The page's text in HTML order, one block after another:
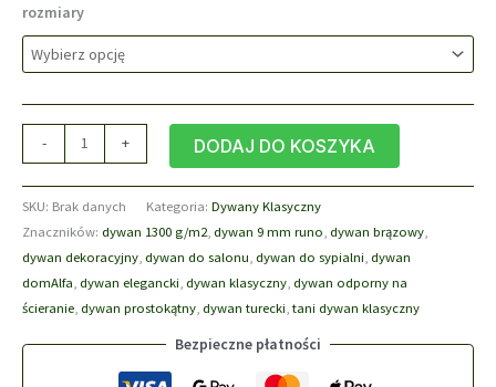
do
1190,00 zł
rozmiary
-
Dywan
klasyczny
DomAlfa
bordowy
prostokątny
+ DODAJ DO KOSZYKA
SKU: Brak danych Kategoria: Dywany Klasyczny
Znaczników: dywan 1300 g/m2, dywan 9 mm runo, dywan brązowy,
dywan dekoracyjny, dywan do salonu, dywan do sypialni, dywan
domAlfa, dywan elegancki, dywan klasyczny, dywan odporny na
ścieranie, dywan prostokątny, dywan turecki, tani dywan klasyczny
Bezpieczne płatności